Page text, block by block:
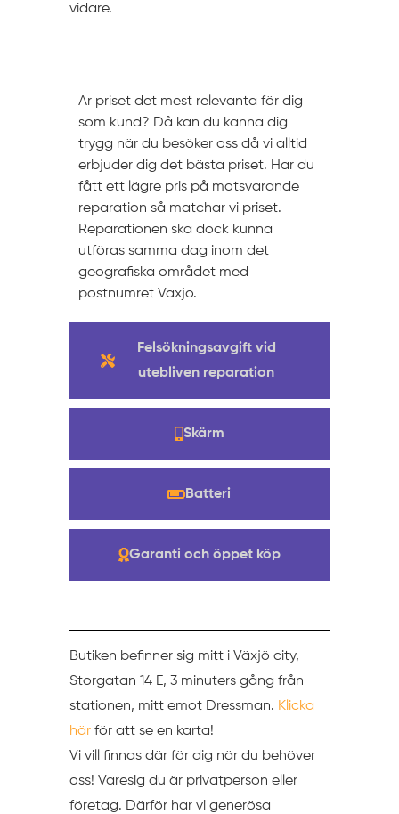
vidare.
Felsökningsavgift vid
utebliven reparation
Skärm
Batteri
Garanti och öppet köp
Är priset det mest relevanta för dig
som kund? Då kan du känna dig
trygg när du besöker oss då vi alltid
erbjuder dig det bästa priset. Har du
fått ett lägre pris på motsvarande
reparation så matchar vi priset.
Reparationen ska dock kunna
utföras samma dag inom det
geografiska området med
postnumret Växjö.
Butiken befinner sig mitt i Växjö city,
Storgatan 14 E, 3 minuters gång från
stationen, mitt emot Dressman. Klicka
härför att se en karta!
Vi vill finnas där för dig när du behöver
oss! Varesig du är privatperson eller
företag. Därför har vi generösa